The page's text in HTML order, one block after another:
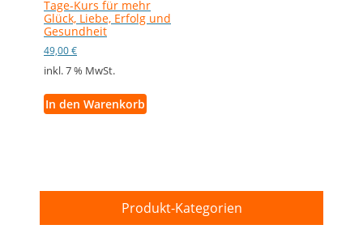
Tage-Kurs für mehr
Glück, Liebe, Erfolg und
Gesundheit
49,00€
inkl. 7 % MwSt.
In den Warenkorb
Produkt-Kategorien